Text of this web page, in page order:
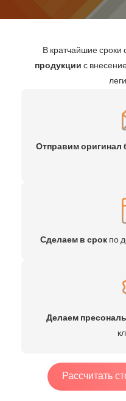
В кратчайшие
продукциис
Отправим оригинал
Сделаем в срокпо
Делаем
Рассчитать